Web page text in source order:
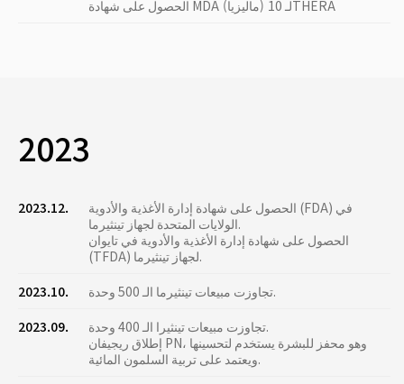
الحصول على شهادة MDA (ماليزيا) لـ 10THERA
2023
2023.12.
الحصول على شهادة إدارة الأغذية والأدوية (FDA) في
الولايات المتحدة لجهاز تينثيرما.
الحصول على شهادة إدارة الأغذية والأدوية في تايوان
(TFDA) لجهاز تينثيرما.
2023.10.
تجاوزت مبيعات تينثيرما الـ 500 وحدة.
2023.09.
تجاوزت مبيعات تينثيرا الـ 400 وحدة.
إطلاق ريجيفان PN، وهو محفز للبشرة يستخدم لتحسينها
ويعتمد على تربية السلمون المائية.